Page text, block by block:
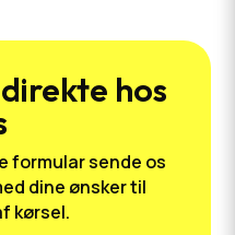
hos
formular sende os
dine ønsker til
kørsel.